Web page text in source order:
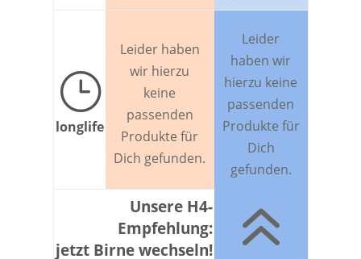
}
longlife
Leider haben
wir hierzu
keine
passenden
Produkte für
Dich gefunden.
Leider
haben wir
hierzu keine
passenden
Produkte für
Dich
gefunden.
Unsere H4-
Empfehlung:
jetzt Birne wechseln!
6